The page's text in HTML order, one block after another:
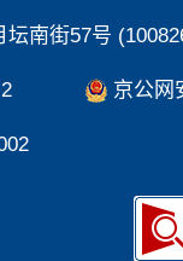
南街57号
京公网